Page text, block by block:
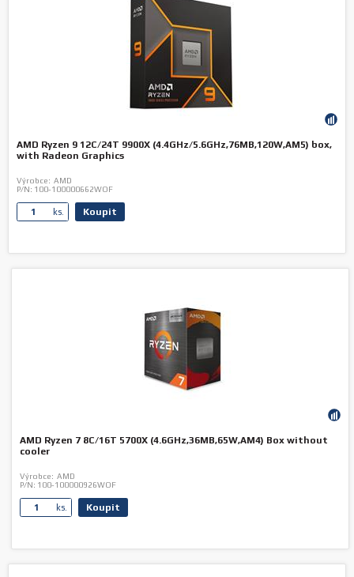
AMD Ryzen 9 12C/24T 9900X (4.4GHz/5.6GHz,76MB,120W,AM5) box,
with Radeon Graphics
Výrobce: AMD
P/N: 100-100000662WOF
ks. Koupit
AMD Ryzen 7 8C/16T 5700X (4.6GHz,36MB,65W,AM4) Box without
cooler
Výrobce: AMD
P/N: 100-100000926WOF
ks. Koupit